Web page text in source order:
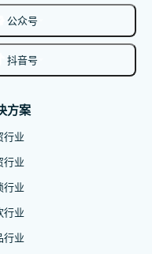
公众号
抖音号
方案
行业
行业
行业
行业
行业